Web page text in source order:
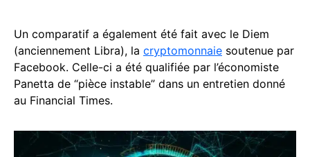
Un comparatif a également été fait avec le Diem
(anciennement Libra), la cryptomonnaie soutenue par
Facebook. Celle-ci a été qualifiée par l’économiste
Panetta de “pièce instable” dans un entretien donné
au Financial Times.